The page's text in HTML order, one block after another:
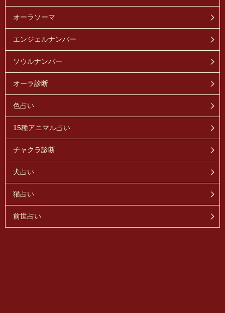
オーラソーマ
エンジェルナンバー
ソウルナンバー
オーラ診断
色占い
15種アニマル占い
チャクラ診断
犬占い
猫占い
前世占い